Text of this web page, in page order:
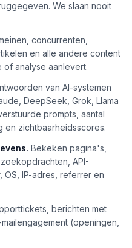
We slaan nooit
concurrenten,
en alle andere content
analyse aanlevert.
van AI-systemen
DeepSeek, Grok, Llama
prompts, aantal
en zichtbaarheidsscores.
Bekeken pagina's,
API-
OS, IP-adres, referrer en
berichten met
(openingen,